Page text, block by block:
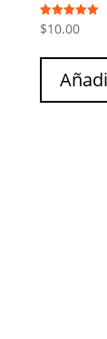
Valorado
con
de 5
$10.00